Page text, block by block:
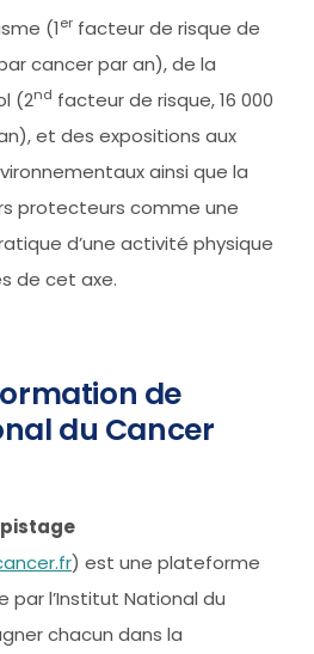
(1er facteur de risque de
cancer par an), de la
(2nd facteur de risque, 16 000
et des expositions aux
ainsi que la
protecteurs comme une
d’une activité physique
de cet axe.
de
du Cancer
) est une plateforme
l’Institut National du
chacun dans la